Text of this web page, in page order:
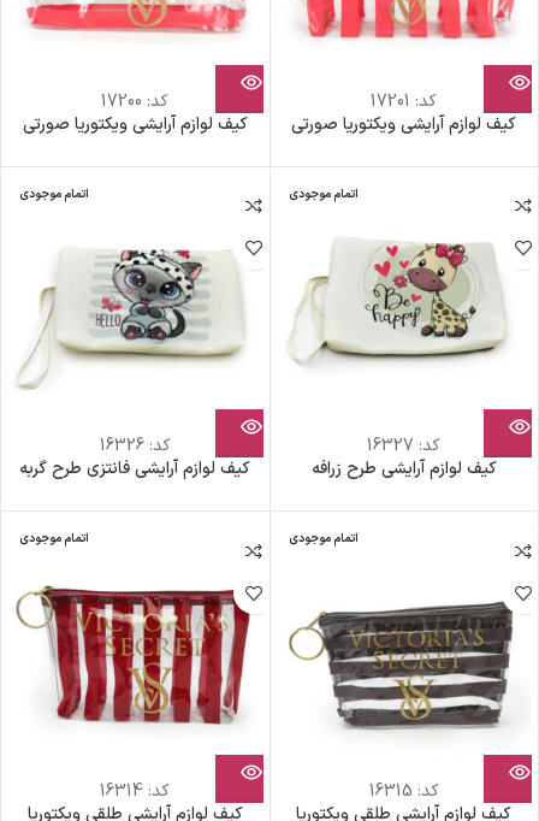
کد: 17201
کیف لوازم آرایشی ویکتوریا صورتی
کد: 17200
کیف لوازم آرایشی ویکتوریا صورتی
اتمام موجودی
کد: 16327
کیف لوازم آرایشی طرح زرافه
اتمام موجودی
کد:16326
کیف لوازم آرایشی فانتزی طرح گربه
اتمام موجودی
کد: 16315
کیف لوازم آرایشی طلقی ویکتوریا
اتمام موجودی
کد: 16314
کیف لوازم آرایشی طلقی ویکتوریا